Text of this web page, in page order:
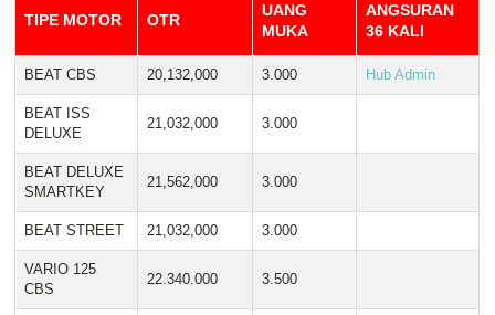
TIPE MOTOR OTR
UANG
MUKA
ANGSURAN
36 KALI
BEAT CBS 20,132,000 3.000 Hub Admin
BEAT ISS
DELUXE
21,032,000 3.000
BEAT DELUXE
SMARTKEY
21,562,000 3.000
BEAT STREET 21,032,000 3.000
VARIO 125
CBS
22.340.000 3.500